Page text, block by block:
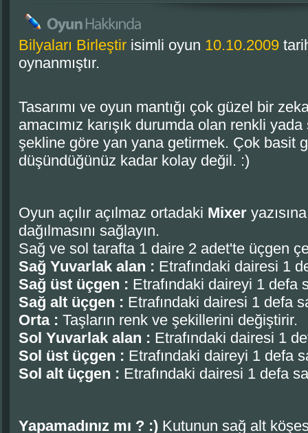
Bilyaları Birleştirisimli oyun 10.10.2009
oynanmıştır.
Tasarımı ve oyun mantığı çok güzel bir
amacımız karışık durumda olan renkli
şekline göre yan yana getirmek. Çok basit
düşündüğünüz kadar kolay değil. :)
Oyun açılır açılmaz ortadaki Mixer
dağılmasını sağlayın.
Sağ ve sol tarafta 1 daire 2 adet'te üçgen
Sağ Yuvarlak alan : Etrafındaki dairesi 1
Sağ üst üçgen : Etrafındaki daireyi 1 defa
Sağ alt üçgen : Etrafındaki dairesi 1 defa
Orta : Taşların renk ve şekillerini değiştirir.
Sol Yuvarlak alan : Etrafındaki dairesi 1
Sol üst üçgen : Etrafındaki daireyi 1 defa
Sol alt üçgen : Etrafındaki dairesi 1 defa
Yapamadınız mı ? :)Kutunun sağ alt